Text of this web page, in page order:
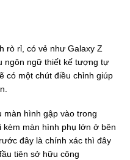
rò rỉ, có vẻ như Galaxy Z
ngôn ngữ thiết kế tượng tự
có một chút điều chỉnh giúp
màn hình gập vào trong
màn hình phụ lớn ở bên
đây là chính xác thì đây
tiên sở hữu công